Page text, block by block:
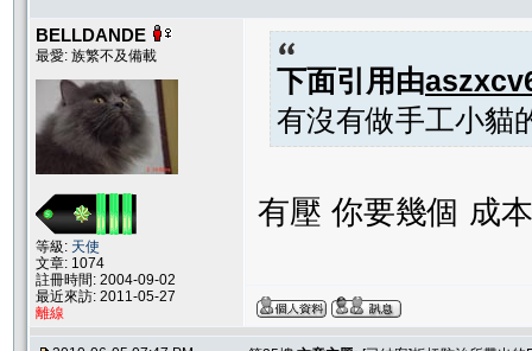
BELLDANDE
最愛: 族繁不及備載
等級: 天使
文章: 1074
註冊時間: 2004-09-02
最近來訪: 2011-05-27
離線
下面引用由
有沒有做手工小貓
有壓 你要幾個 成